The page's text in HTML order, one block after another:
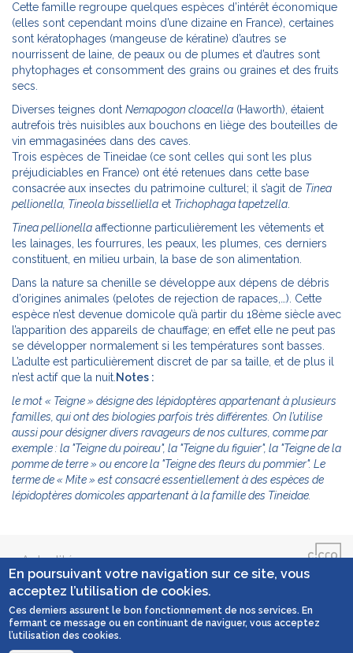
Cette famille regroupe quelques espèces d’intérêt économique
(elles sont cependant moins d’une dizaine en France), certaines
sont kératophages (mangeuse de kératine) d’autres se
nourrissent de laine, de peaux ou de plumes et d’autres sont
phytophages et consomment des grains ou graines et des fruits
secs.
Diverses teignes dont Nemapogon cloacella (Haworth), étaient
autrefois très nuisibles aux bouchons en liège des bouteilles de
vin emmagasinées dans des caves.
Trois espèces de Tineidae (ce sont celles qui sont les plus
préjudiciables en France) ont été retenues dans cette base
consacrée aux insectes du patrimoine culturel; il s’agit de Tinea
pellionella, Tineola bisselliella et Trichophaga tapetzella.
Tinea pellionella affectionne particulièrement les vêtements et
les lainages, les fourrures, les peaux, les plumes, ces derniers
constituent, en milieu urbain, la base de son alimentation.
Dans la nature sa chenille se développe aux dépens de débris
d’origines animales (pelotes de rejection de rapaces,…). Cette
espèce n’est devenue domicole qu’à partir du 18ème siècle avec
l’apparition des appareils de chauffage; en effet elle ne peut pas
se développer normalement si les températures sont basses.
L’adulte est particulièrement discret de par sa taille, et de plus il
n’est actif que la nuit.Notes :
le mot « Teigne » désigne des lépidoptères appartenant à plusieurs
familles, qui ont des biologies parfois très différentes. On l’utilise
aussi pour désigner divers ravageurs de nos cultures, comme par
exemple : la "Teigne du poireau", la "Teigne du figuier", la "Teigne de la
pomme de terre » ou encore la "Teigne des fleurs du pommier". Le
terme de « Mite » est consacré essentiellement à des espèces de
lépidoptères domicoles appartenant à la famille des Tineidae.
Actualités
Contact
Mentions légales
En poursuivant votre navigation sur ce site, vous
acceptez l’utilisation de cookies.
Ces derniers assurent le bon fonctionnement de nos services. En
fermant ce message ou en continuant de naviguer, vous acceptez
l’utilisation des cookies.